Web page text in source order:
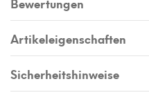
Artikeleigenschaften
Sicherheitshinweise